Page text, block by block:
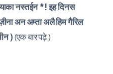
नस्तईन *! इह दिनस
अन अम्ता अलै हिम गैरिल
)(एक बार पढ़े )